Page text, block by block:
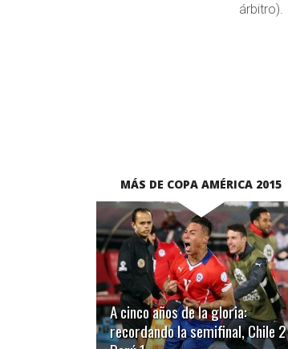
árbitro).
MÁS DE COPA AMÉRICA 2015
A cinco años de la gloria:
recordando la semifinal, Chile 2
LEER MÁS